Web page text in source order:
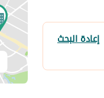
إعادة البحث